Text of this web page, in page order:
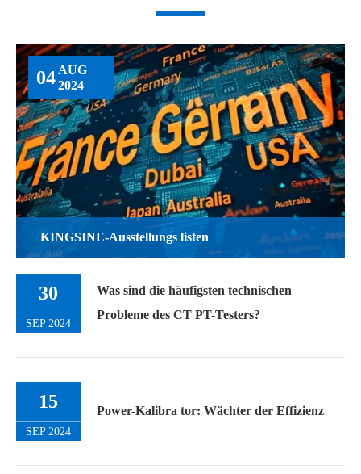
KINGSINE-Ausstellungs listen
04 AUG
2024
30
SEP 2024
Was sind die häufigsten technischen
Probleme des CT PT-Testers?
15
SEP 2024
Power-Kalibra tor: Wächter der Effizienz